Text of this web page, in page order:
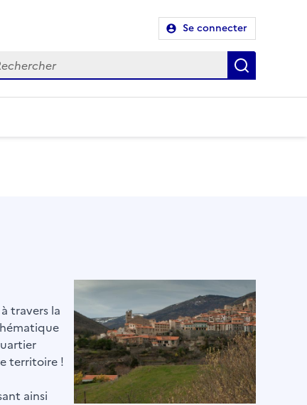
Se connecter
travers la
territoire !
ainsi